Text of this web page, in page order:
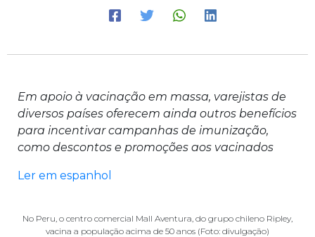
Em apoio à vacinação em massa, varejistas de
diversos países oferecem ainda outros benefícios
para incentivar campanhas de imunização,
como descontos e promoções aos vacinados
Ler em espanhol
No Peru, o centro comercial Mall Aventura, do grupo chileno Ripley,
vacina a população acima de 50 anos (Foto: divulgação)